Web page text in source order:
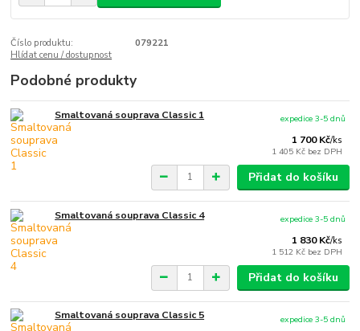
Číslo produktu:
079221
Hlídat cenu / dostupnost
Podobné produkty
Smaltovaná souprava Classic 1
1 700 Kč/ks
1 405 Kč bez DPH
expedice 3-5 dnů
Přidat do košíku
Smaltovaná souprava Classic 4
1 830 Kč/ks
1 512 Kč bez DPH
expedice 3-5 dnů
Přidat do košíku
Smaltovaná souprava Classic 5
expedice 3-5 dnů